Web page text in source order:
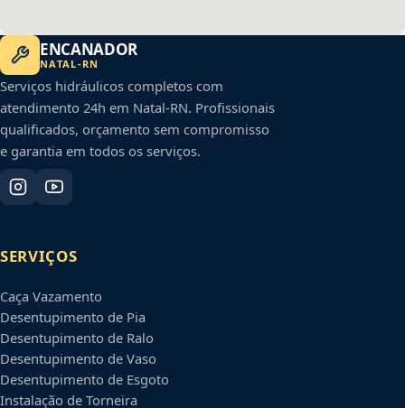
ENCANADOR
NATAL-RN
Serviços hidráulicos completos com
atendimento 24h em Natal-RN. Profissionais
qualificados, orçamento sem compromisso
e garantia em todos os serviços.
SERVIÇOS
Caça Vazamento
Desentupimento de Pia
Desentupimento de Ralo
Desentupimento de Vaso
Desentupimento de Esgoto
Instalação de Torneira